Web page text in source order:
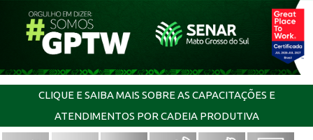
CLIQUE E SAIBA MAIS SOBRE AS CAPACITAÇÕES E
ATENDIMENTOS POR CADEIA PRODUTIVA